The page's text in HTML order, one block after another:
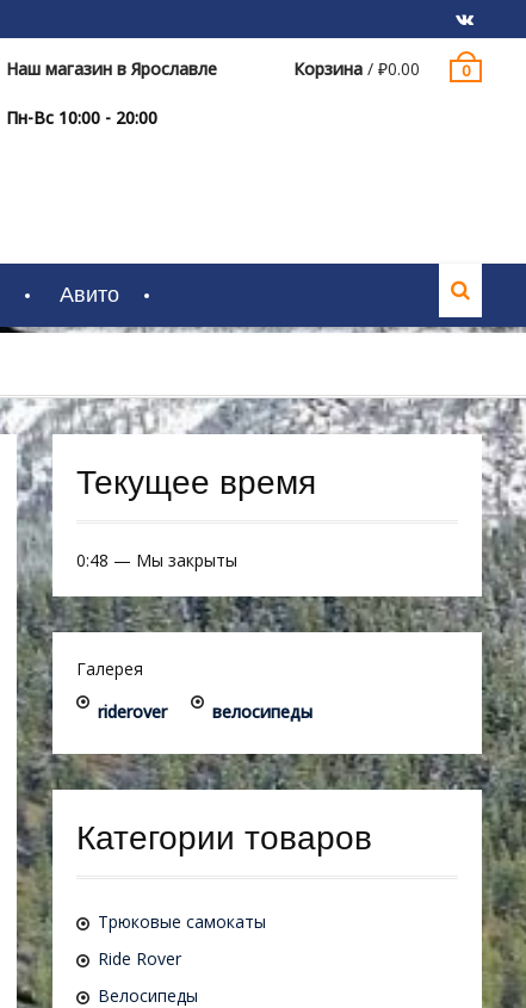
VK
Корзина / ₽0.00 0
Наш магазин в Ярославле
Пн-Вс 10:00 - 20:00
Авито
Текущее время
0:48 — Мы закрыты
Галерея
riderover
велосипеды
Категории товаров
Трюковые самокаты
Ride Rover
Велосипеды